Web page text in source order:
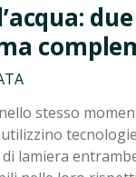
stesso
utilizzino
lamiera